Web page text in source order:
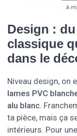
Design :
classique
dans le
Niveau design, on
lames PVC
alu blanc.
ta pièce, mais ça
intérieurs. Pour